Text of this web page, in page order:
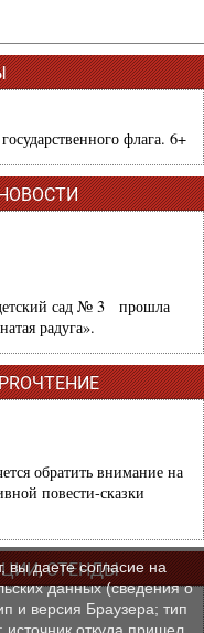
флага. 6+
сад № 3 прошла
радуга».
обратить внимание на
повести-сказки
СТЕНДЫ
вы даете согласие на
данных (сведения о
и версия Браузера; тип